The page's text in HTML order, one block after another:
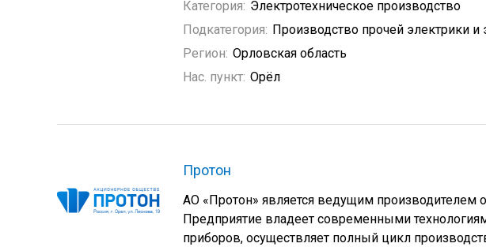
Категория: Электротехническое производство
Подкатегория: Производство прочей электрики и
Регион: Орловская область
Нас. пункт: Орёл
Протон
АО «Протон» является ведущим производителем
Предприятие владеет современными
приборов, осуществляет полный цикл